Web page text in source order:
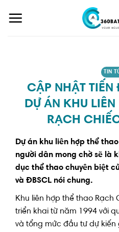
TIN
CẬP NHẬT TIẾN
DỰ ÁN KHU
RẠCH
Dự án khu liên hợp thể
người dân mong chờ sẽ là
dục thể thao chuyên biệt
và ĐBSCL nói chung.
Khu liên hợp thể thao Rạch
triển khai từ năm 1994 với
và tổng mức đầu tư dự kiến